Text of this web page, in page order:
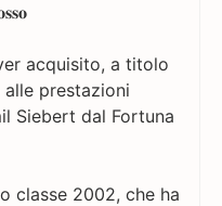
acquisito, a titolo
prestazioni
Siebert dal Fortuna
classe 2002, che ha